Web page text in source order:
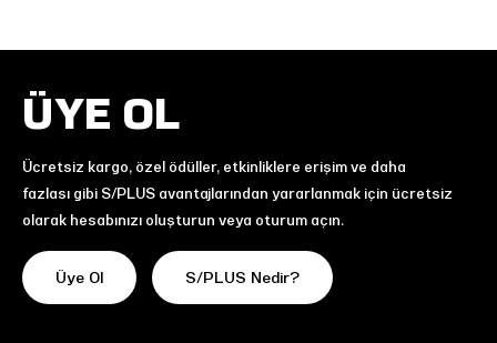
ÜYE OL
Ücretsiz kargo, özel ödüller, etkinliklere erişim ve daha
fazlası gibi S/PLUS avantajlarından yararlanmak için ücretsiz
olarak hesabınızı oluşturun veya oturum açın.
Üye Ol S/PLUS Nedir?